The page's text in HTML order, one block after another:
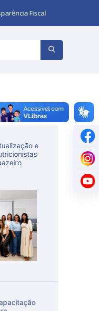
Fiscal
e